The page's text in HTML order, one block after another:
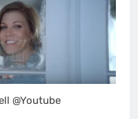
@Youtube